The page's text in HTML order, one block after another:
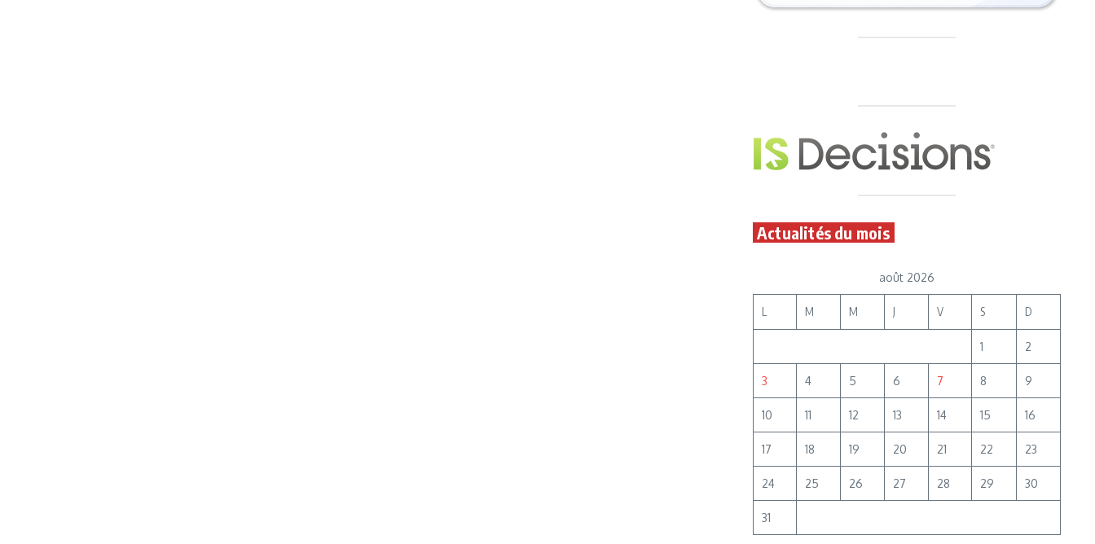
Actualités du mois
août 2026
L M M J V S D
1 2
3 4 5 6 7 8 9
10 11 12 13 14 15 16
17 18 19 20 21 22 23
24 25 26 27 28 29 30
31